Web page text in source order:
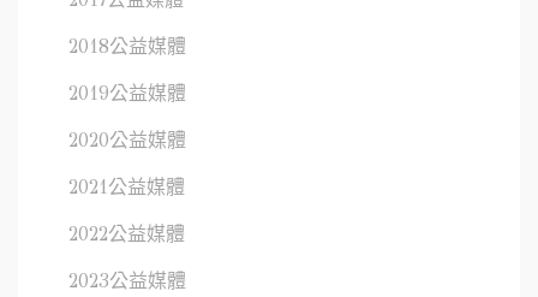
2018公益媒體
2019公益媒體
2020公益媒體
2021公益媒體
2022公益媒體
2023公益媒體